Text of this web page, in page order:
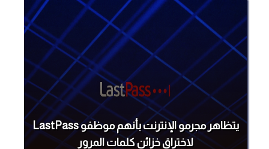
يتظاهر مجرمو الإنترنت بأنهم موظفو LastPass
لاختراق خزائن كلمات المرور